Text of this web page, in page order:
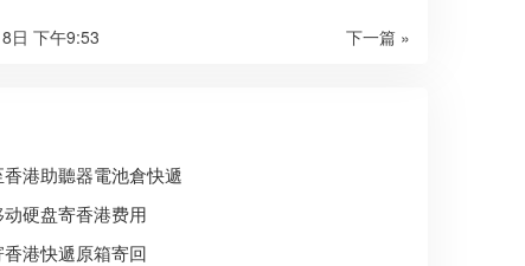
下一篇 »
日 下午9:53
香港助聽器電池倉快遞
动硬盘寄香港费用
港快遞原箱寄回